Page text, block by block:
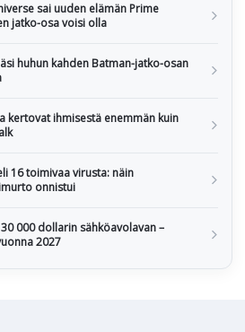
sai uuden elämän Prime
jatko-osa voisi olla
huhun kahden Batman-jatko-osan
kertovat ihmisestä enemmän kuin
16 toimivaa virusta: näin
onnistui
000 dollarin sähköavolavan –
2027